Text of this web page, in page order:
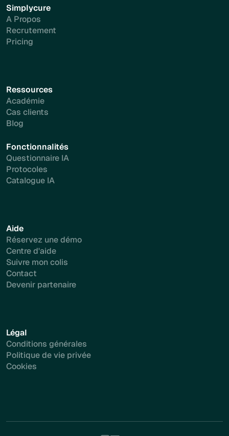
Simplycure
A Propos
Recrutement
Pricing
Ressources
Académie
Cas clients
Blog
Fonctionnalités
Questionnaire IA
Protocoles
Catalogue IA
Aide
Réservez une démo
Centre d'aide
Suivre mon colis
Contact
Devenir partenaire
Légal
Conditions générales
Politique de vie privée
Cookies